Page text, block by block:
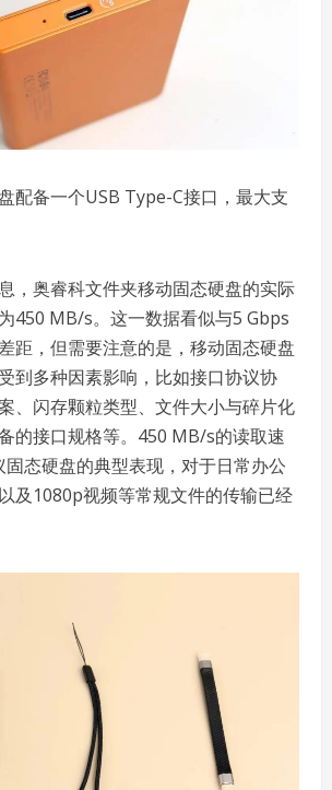
配备一个USB Type-C接口，最大支
，奥睿科文件夹移动固态硬盘的实际
450 MB/s。这一数据看似与5 Gbps
距，但需要注意的是，移动固态硬盘
到多种因素影响，比如接口协议协
、闪存颗粒类型、文件大小与碎片化
的接口规格等。450 MB/s的读取速
固态硬盘的典型表现，对于日常办公
及1080p视频等常规文件的传输已经